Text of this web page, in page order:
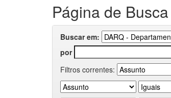
Página de Busca
Buscar em:
por
Filtros correntes: